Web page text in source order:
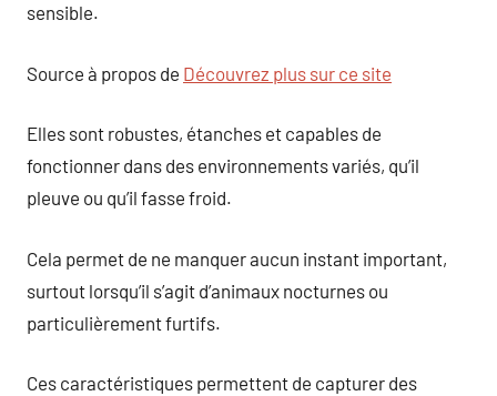
sensible.
Source à propos de Découvrez plus sur ce site
Elles sont robustes, étanches et capables de
fonctionner dans des environnements variés, qu’il
pleuve ou qu’il fasse froid.
Cela permet de ne manquer aucun instant important,
surtout lorsqu’il s’agit d’animaux nocturnes ou
particulièrement furtifs.
Ces caractéristiques permettent de capturer des